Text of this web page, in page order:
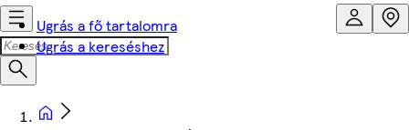
Ugrás a fő tartalomra
Ugrás a kereséshez